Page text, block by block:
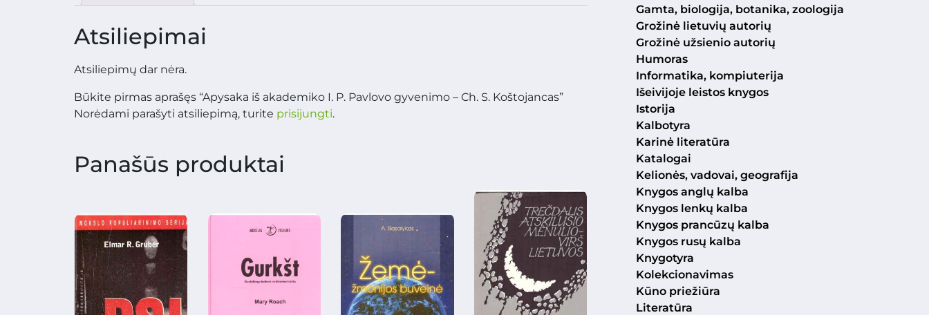
Atsiliepimai
Atsiliepimų dar nėra.
Būkite pirmas aprašęs “Apysaka iš akademiko I. P. Pavlovo gyvenimo – Ch. S. Koštojancas”
Norėdami parašyti atsiliepimą, turite prisijungti.
Panašūs produktai
Gamta, biologija, botanika, zoologija
Grožinė lietuvių autorių
Grožinė užsienio autorių
Humoras
Informatika, kompiuterija
Išeivijoje leistos knygos
Istorija
Kalbotyra
Karinė literatūra
Katalogai
Kelionės, vadovai, geografija
Knygos anglų kalba
Knygos lenkų kalba
Knygos prancūzų kalba
Knygos rusų kalba
Knygotyra
Kolekcionavimas
Kūno priežiūra
Literatūra